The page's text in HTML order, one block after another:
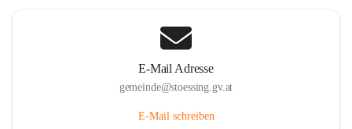
E-Mail Adresse
gemeinde@stoessing.gv.at
E-Mail schreiben